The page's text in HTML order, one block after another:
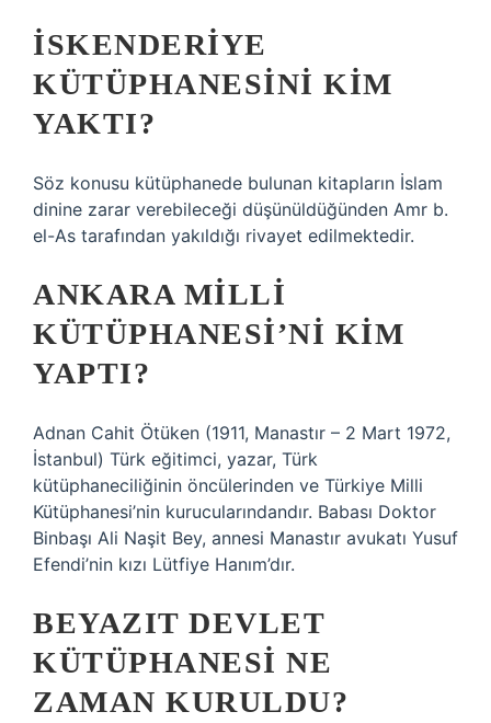
İSKENDERIYE
KÜTÜPHANESINI KIM
YAKTI?
Söz konusu kütüphanede bulunan kitapların İslam
dinine zarar verebileceği düşünüldüğünden Amr b.
el-As tarafından yakıldığı rivayet edilmektedir.
ANKARA MILLI
KÜTÜPHANESI’NI KIM
YAPTI?
Adnan Cahit Ötüken (1911, Manastır – 2 Mart 1972,
İstanbul) Türk eğitimci, yazar, Türk
kütüphaneciliğinin öncülerinden ve Türkiye Milli
Kütüphanesi’nin kurucularındandır. Babası Doktor
Binbaşı Ali Naşit Bey, annesi Manastır avukatı Yusuf
Efendi’nin kızı Lütfiye Hanım’dır.
BEYAZIT DEVLET
KÜTÜPHANESI NE
ZAMAN KURULDU?